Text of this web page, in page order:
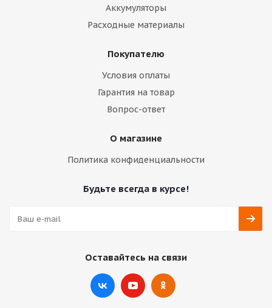
Аккумуляторы
Расходные материалы
Покупателю
Условия оплаты
Гарантия на товар
Вопрос-ответ
О магазине
Политика конфиденциальности
Будьте всегда в курсе!
Оставайтесь на связи